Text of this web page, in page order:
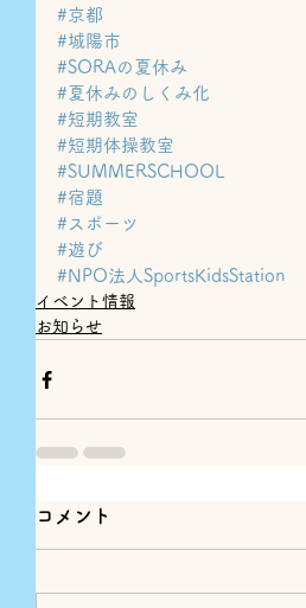
#京都
#城陽市
#SORAの夏休み
#夏休みのしくみ化
#短期教室
#短期体操教室
#SUMMERSCHOOL
#宿題
#スポーツ
#遊び
#NPO法人SportsKidsStation
イベント情報
お知らせ
コメント